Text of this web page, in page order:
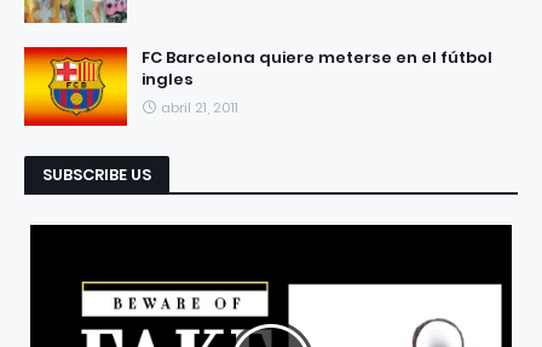
FC Barcelona quiere meterse en el fútbol
ingles
abril 21, 2011
SUBSCRIBE US